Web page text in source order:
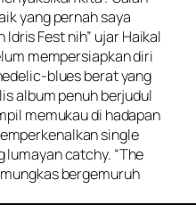
yang pernah saya
Fest nih” ujar Haikal
mempersiapkan diri
blues berat yang
album penuh berjudul
memukau di hadapan
single
lumayan catchy. “The
bergemuruh